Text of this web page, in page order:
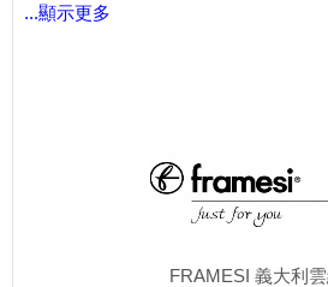
...顯示更多
FRAMESI 義大利